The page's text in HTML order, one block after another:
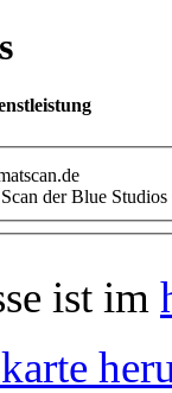
der Blue
ist im